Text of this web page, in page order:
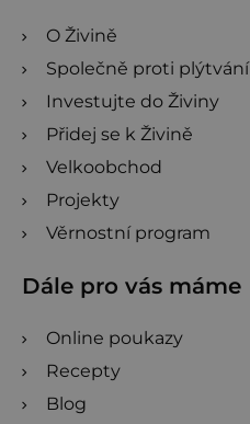
O Živině
Společně proti plýtvání
Investujte do Živiny
Přidej se k Živině
Velkoobchod
Projekty
Věrnostní program
Dále pro vás máme
Online poukazy
Recepty
Blog